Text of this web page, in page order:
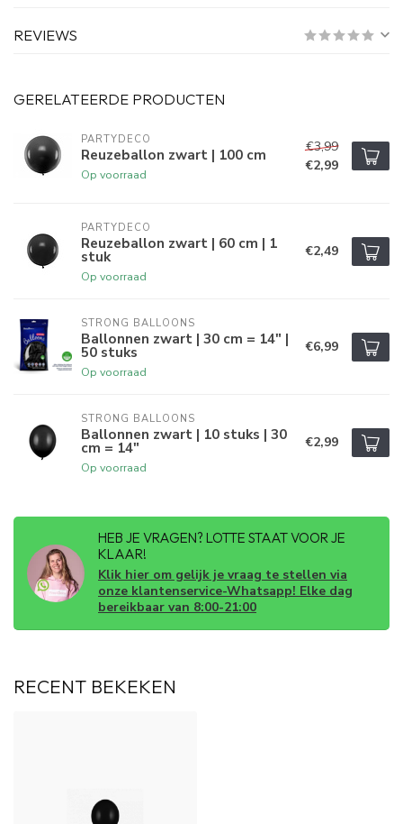
REVIEWS
GERELATEERDE PRODUCTEN
PARTYDECO
Reuzeballon zwart | 100 cm
Op voorraad
€3,99
€2,99
PARTYDECO
Reuzeballon zwart | 60 cm | 1
stuk
Op voorraad
€2,49
STRONG BALLOONS
Ballonnen zwart | 30 cm = 14" |
50 stuks
Op voorraad
€6,99
STRONG BALLOONS
Ballonnen zwart | 10 stuks | 30
cm = 14"
Op voorraad
€2,99
HEB JE VRAGEN? LOTTE STAAT VOOR JE
KLAAR!
Klik hier om gelijk je vraag te stellen via
onze klantenservice-Whatsapp! Elke dag
bereikbaar van 8:00-21:00
RECENT BEKEKEN